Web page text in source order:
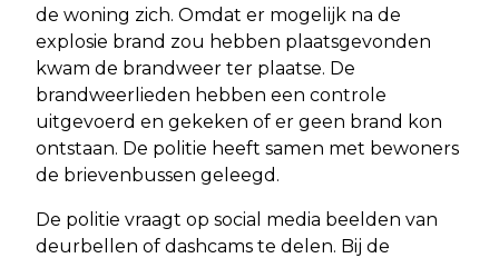
de woning zich. Omdat er mogelijk na de
explosie brand zou hebben plaatsgevonden
kwam de brandweer ter plaatse. De
brandweerlieden hebben een controle
uitgevoerd en gekeken of er geen brand kon
ontstaan. De politie heeft samen met bewoners
de brievenbussen geleegd.
De politie vraagt op social media beelden van
deurbellen of dashcams te delen. Bij de